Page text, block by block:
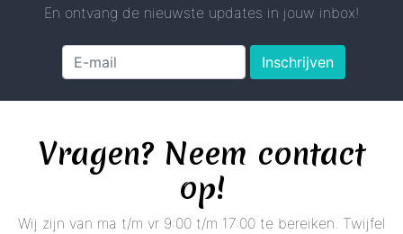
En ontvang de nieuwste updates in jouw inbox!
Inschrijven
Vragen? Neem contact
op!
Wij zijn van ma t/m vr 9:00 t/m 17:00 te bereiken. Twijfel